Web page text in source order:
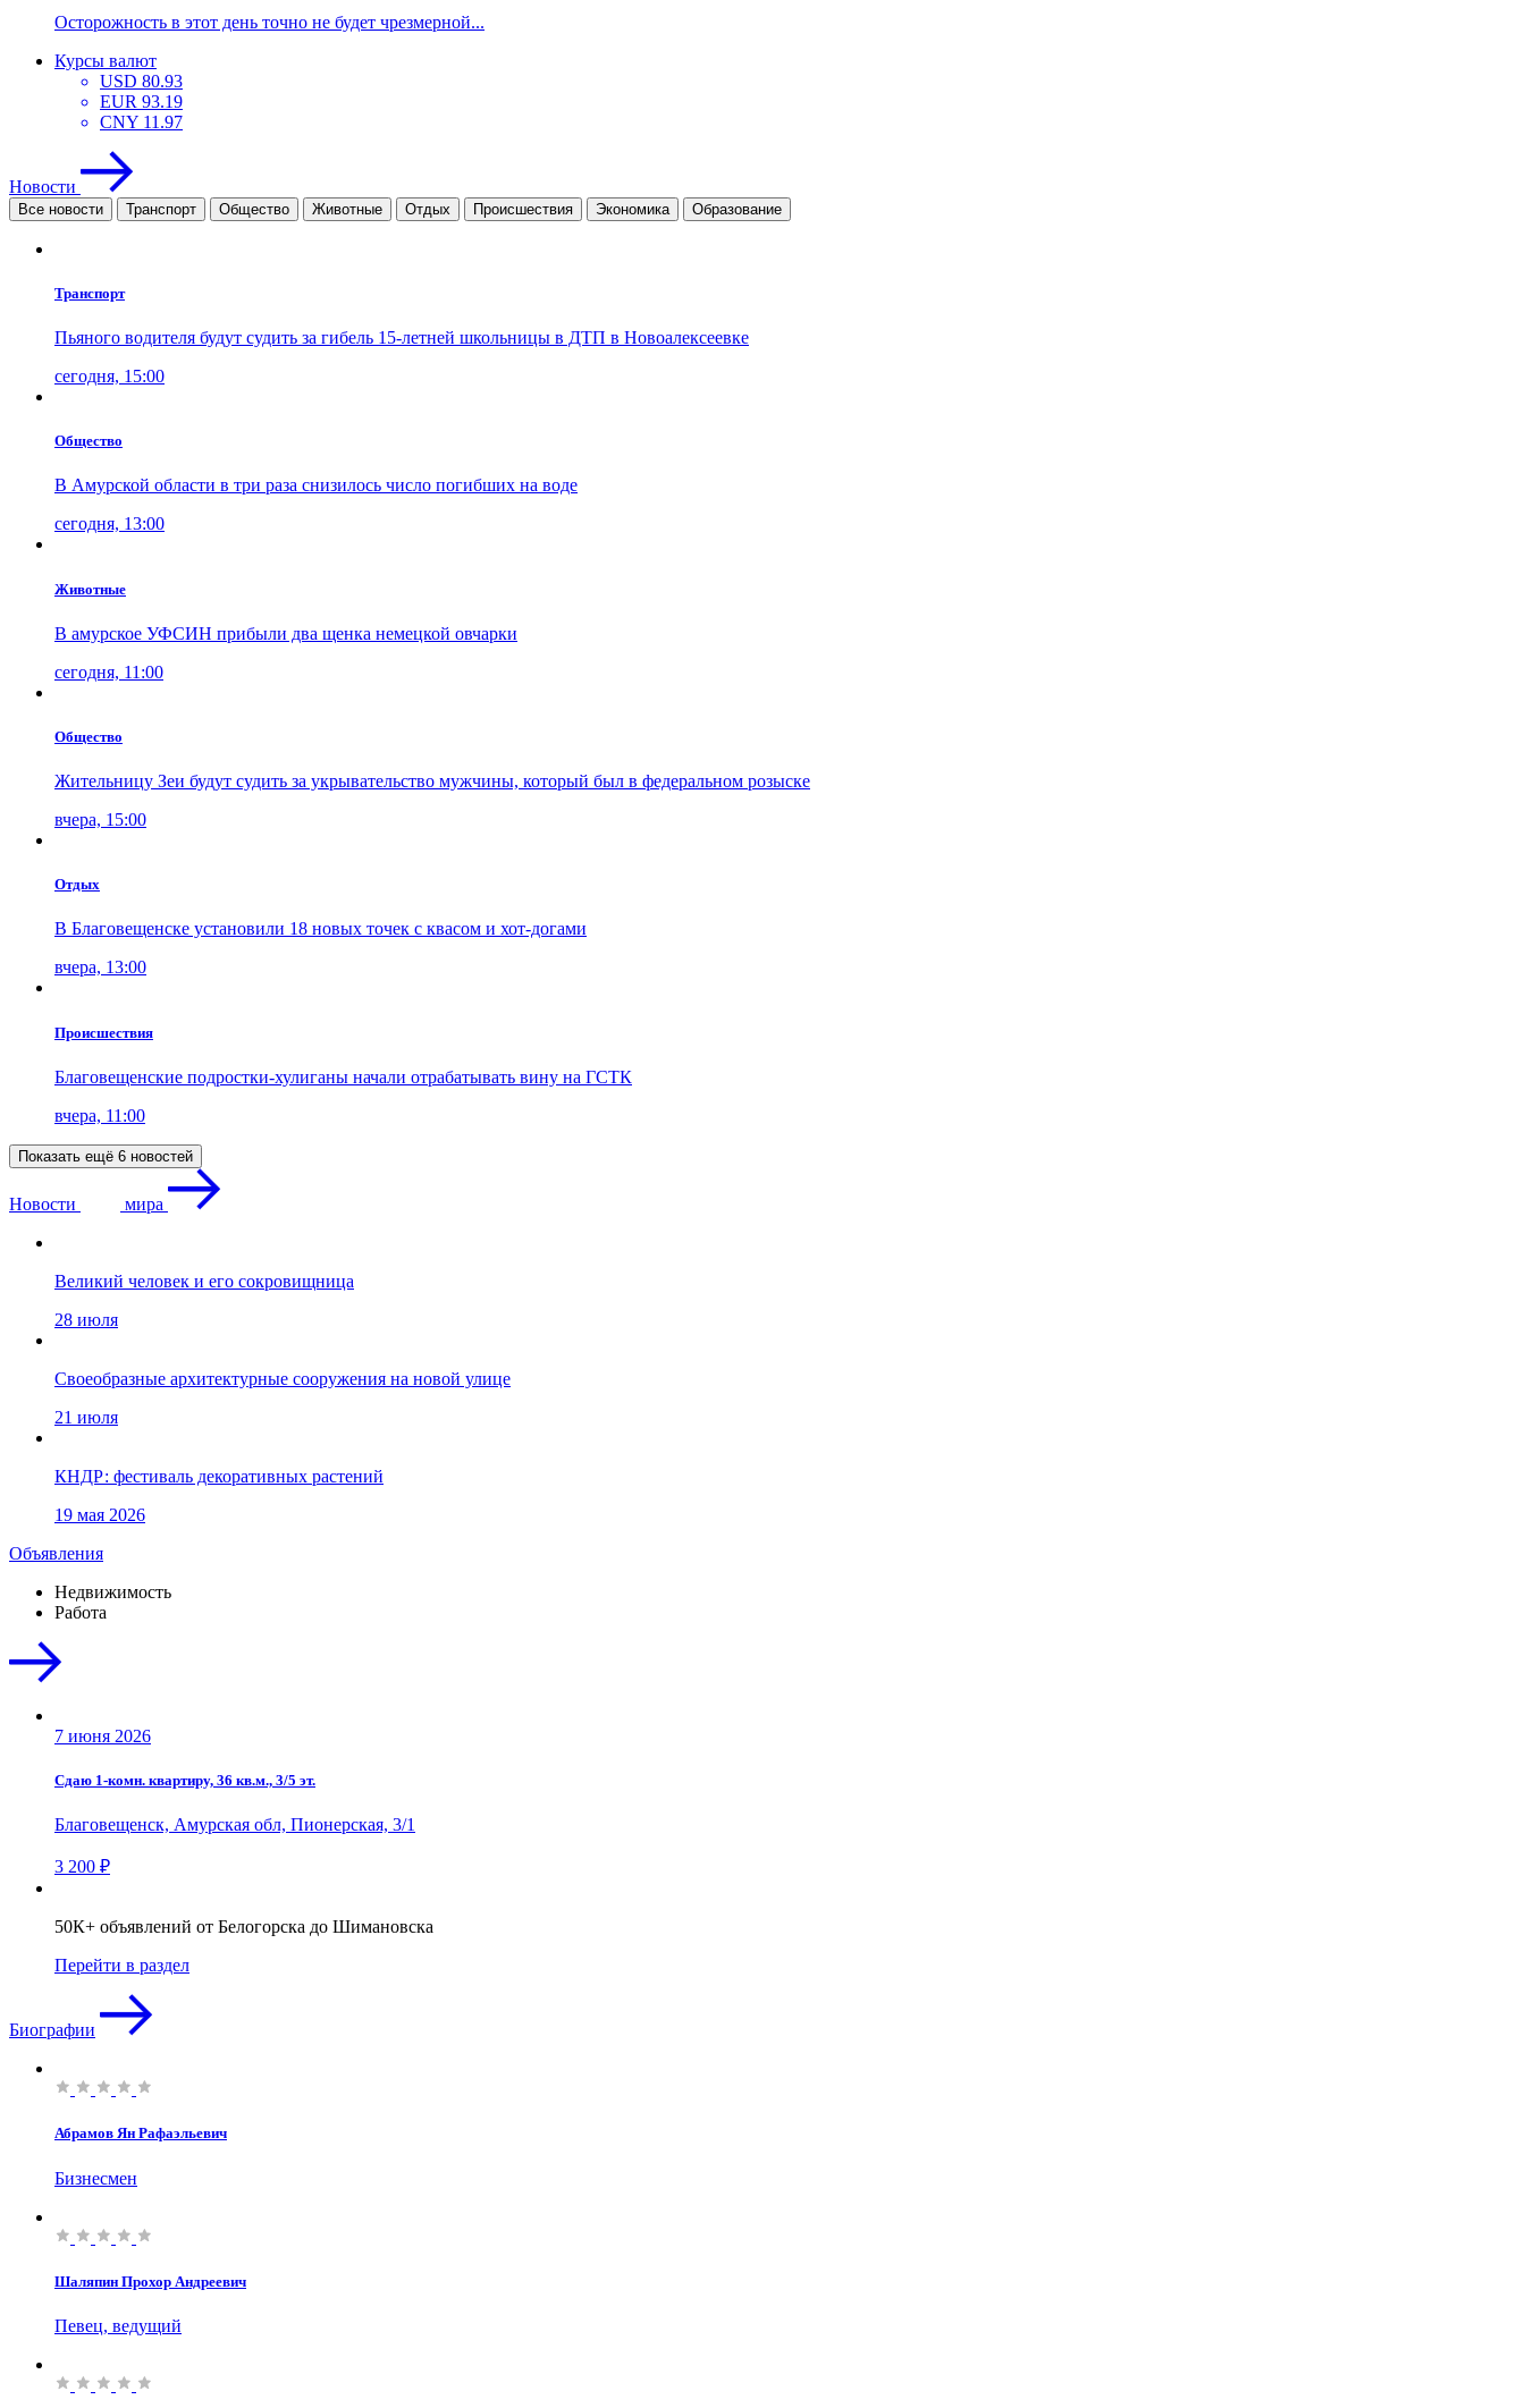
Осторожность в этот день точно не будет чрезмерной...
Курсы валют
USD 80.93
EUR 93.19
CNY 11.97
Новости
Все новости Транспорт Общество Животные Отдых Проиcшествия Экономика Образование
Транспорт
Пьяного водителя будут судить за гибель 15-летней школьницы в ДТП в Новоалексеевке
сегодня, 15:00
Общество
В Амурской области в три раза снизилось число погибших на воде
сегодня, 13:00
Животные
В амурское УФСИН прибыли два щенка немецкой овчарки
сегодня, 11:00
Общество
Жительницу Зеи будут судить за укрывательство мужчины, который был в федеральном розыске
вчера, 15:00
Отдых
В Благовещенске установили 18 новых точек с квасом и хот-догами
вчера, 13:00
Проиcшествия
Благовещенские подростки-хулиганы начали отрабатывать вину на ГСТК
вчера, 11:00
Показать ещё 6 новостей
Новости мира
Великий человек и его сокровищница
28 июля
Своеобразные архитектурные сооружения на новой улице
21 июля
КНДР: фестиваль декоративных растений
19 мая 2026
Объявления
Недвижимость
Работа
7 июня 2026
Сдаю 1-комн. квартиру, 36 кв.м., 3/5 эт.
Благовещенск, Амурская обл, Пионерская, 3/1
3 200 ₽
50К+ объявлений от Белогорска до Шимановска
Перейти в раздел
Биографии
Абрамов Ян Рафаэльевич
Бизнесмен
Шаляпин Прохор Андреевич
Певец, ведущий